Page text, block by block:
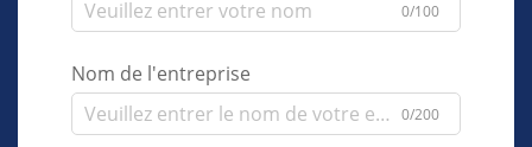
0/100
Nom de l'entreprise
0/200